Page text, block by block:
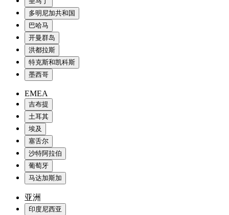
多明尼加共和国
巴哈马
开曼群岛
洪都拉斯
特克斯和凯科斯
墨西哥
EMEA
吉布提
土耳其
埃及
塞舌尔
沙特阿拉伯
葡萄牙
马达加斯加
亚洲
印度尼西亚